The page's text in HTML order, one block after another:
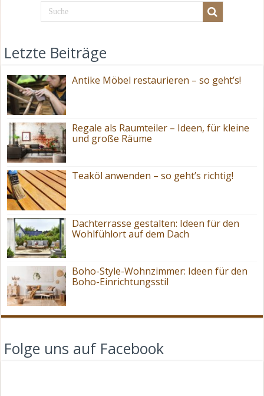
Letzte Beiträge
Antike Möbel restaurieren – so geht’s!
Regale als Raumteiler – Ideen, für kleine
und große Räume
Teaköl anwenden – so geht’s richtig!
Dachterrasse gestalten: Ideen für den
Wohlfühlort auf dem Dach
Boho-Style-Wohnzimmer: Ideen für den
Boho-Einrichtungsstil
Folge uns auf Facebook